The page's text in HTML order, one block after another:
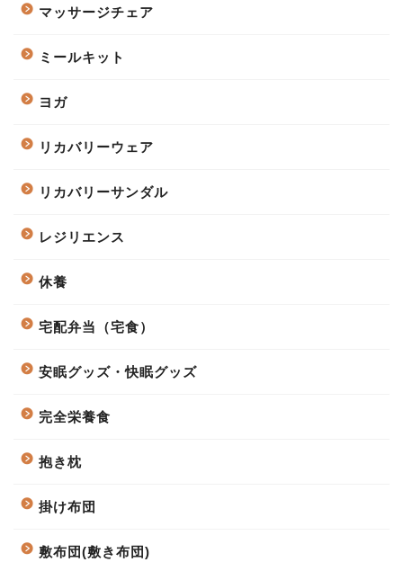
マッサージチェア
ミールキット
ヨガ
リカバリーウェア
リカバリーサンダル
レジリエンス
休養
宅配弁当（宅食）
安眠グッズ・快眠グッズ
完全栄養食
抱き枕
掛け布団
敷布団(敷き布団)